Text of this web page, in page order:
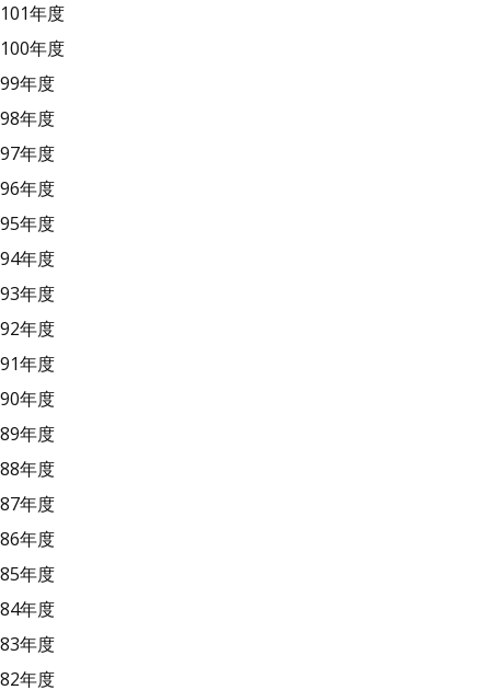
101年度
100年度
99年度
98年度
97年度
96年度
95年度
94年度
93年度
92年度
91年度
90年度
89年度
88年度
87年度
86年度
85年度
84年度
83年度
82年度